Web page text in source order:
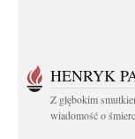
HENRYK
Z głębokim
wiadomość o